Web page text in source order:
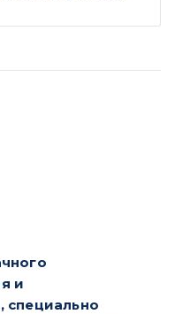
и
специально